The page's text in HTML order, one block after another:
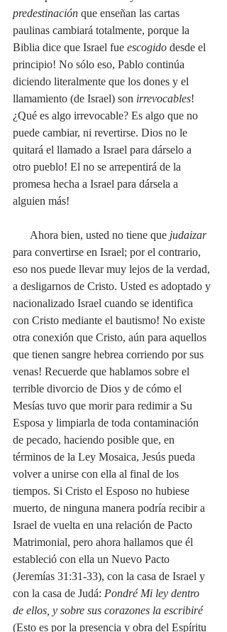
predestinación que enseñan las cartas
paulinas cambiará totalmente, porque la
Biblia dice que Israel fue escogido desde el
principio! No sólo eso, Pablo continúa
diciendo literalmente que los dones y el
llamamiento (de Israel) son irrevocables!
¿Qué es algo irrevocable? Es algo que no
puede cambiar, ni revertirse. Dios no le
quitará el llamado a Israel para dárselo a
otro pueblo! El no se arrepentirá de la
promesa hecha a Israel para dársela a
alguien más!
      Ahora bien, usted no tiene que
judaizar
para convertirse en Israel; por el contrario,
eso nos puede llevar muy lejos de la verdad,
a desligarnos de Cristo. Usted es adoptado y
nacionalizado Israel cuando se identifica
con Cristo mediante el bautismo! No existe
otra conexión que Cristo, aún para aquellos
que tienen sangre hebrea corriendo por sus
venas! Recuerde que hablamos sobre el
terrible divorcio de Dios y de cómo el
Mesías tuvo que morir para redimir a Su
Esposa y limpiarla de toda contaminación
de pecado, haciendo posible que, en
términos de la Ley Mosaica, Jesús pueda
volver a unirse con ella al final de los
tiempos. Si Cristo el Esposo no hubiese
muerto, de ninguna manera podría recibir a
Israel de vuelta en una relación de Pacto
Matrimonial, pero ahora hallamos que él
estableció con ella un Nuevo Pacto
(Jeremías 31:31-33), con la casa de Israel y
con la casa de Judá: Pondré Mi ley dentro
de ellos, y sobre sus corazones la escribiré
(Esto es por la presencia y obra del Espíritu